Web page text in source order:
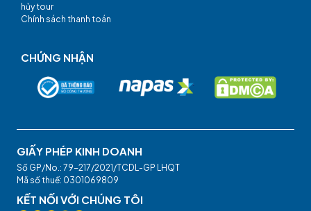
hủy tour
Chính sách thanh toán
CHỨNG NHẬN
GIẤY PHÉP KINH DOANH
Số GP/No.: 79-217/2021/TCDL-GP LHQT
Mã số thuế: 0301069809
KẾT NỐI VỚI CHÚNG TÔI